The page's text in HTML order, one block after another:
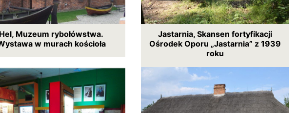
Hel, Muzeum rybołówstwa.
w murach kościoła
Jastarnia, Skansen fortyfikacji
Ośrodek Oporu „Jastarnia” z 1939
roku